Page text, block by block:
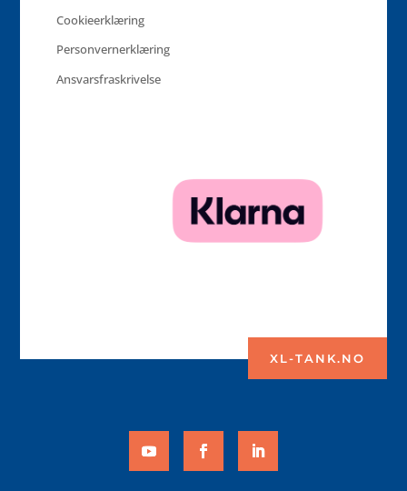
Cookieerklæring
Personvernerklæring
Ansvarsfraskrivelse
XL-TANK.NO